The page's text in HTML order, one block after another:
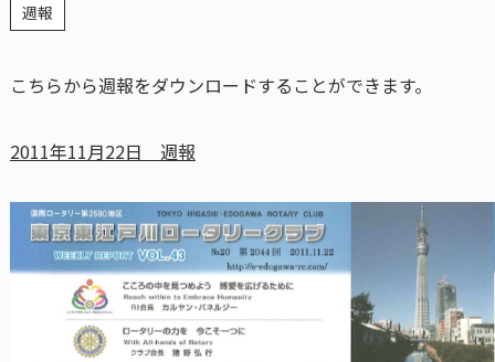
週報
こちらから週報をダウンロードすることができます。
2011年11月22日 週報